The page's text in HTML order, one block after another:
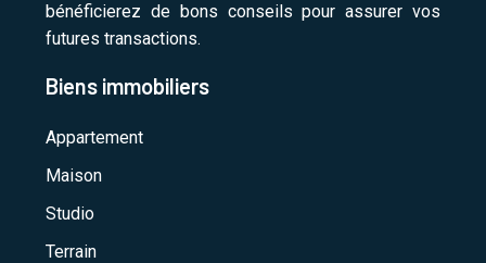
bénéficierez de bons conseils pour assurer vos
futures transactions.
Biens immobiliers
Appartement
Maison
Studio
Terrain